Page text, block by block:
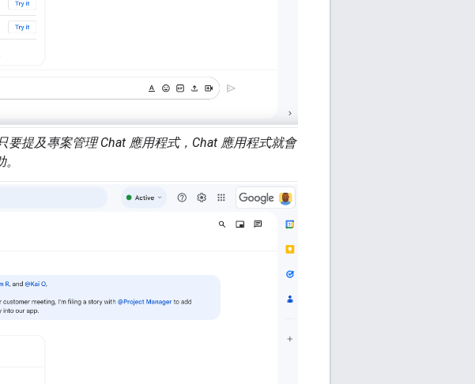
提及專案管理 Chat 應用程式，Chat 應用程式就會